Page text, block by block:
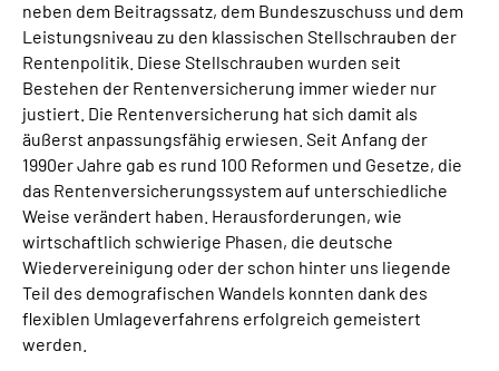
neben dem Beitragssatz, dem Bundeszuschuss und dem
Leistungsniveau zu den klassischen Stellschrauben der
Rentenpolitik. Diese Stellschrauben wurden seit
Bestehen der Rentenversicherung immer wieder nur
justiert. Die Rentenversicherung hat sich damit als
äußerst anpassungsfähig erwiesen. Seit Anfang der
1990er Jahre gab es rund 100 Reformen und Gesetze, die
das Rentenversicherungssystem auf unterschiedliche
Weise verändert haben. Herausforderungen, wie
wirtschaftlich schwierige Phasen, die deutsche
Wiedervereinigung oder der schon hinter uns liegende
Teil des demografischen Wandels konnten dank des
flexiblen Umlageverfahrens erfolgreich gemeistert
werden.